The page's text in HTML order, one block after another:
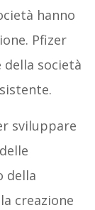
hanno
Pfizer
della società
sviluppare
della
creazione